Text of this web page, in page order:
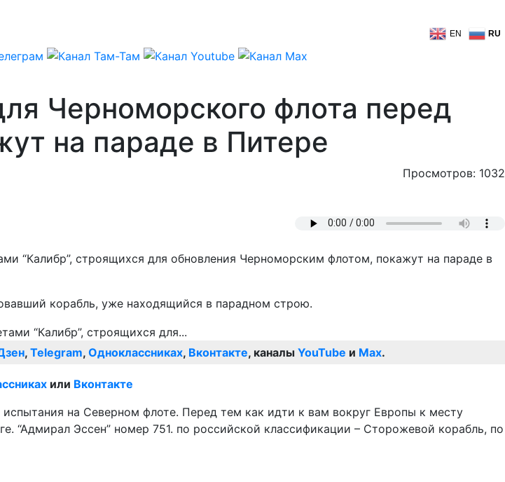
EN RU
Черноморского флота перед
на параде в Питере
Просмотров: 1032
“Калибр”, строящихся для обновления Черноморским флотом, покажут на параде в
корабль, уже находящийся в парадном строю.
, Telegram, Одноклассниках, Вконтакте, каналы YouTube и Max.
или Вконтакте
на Северном флоте. Перед тем как идти к вам вокруг Европы к месту
“Адмирал Эссен” номер 751. по российской классификации – Сторожевой корабль, по